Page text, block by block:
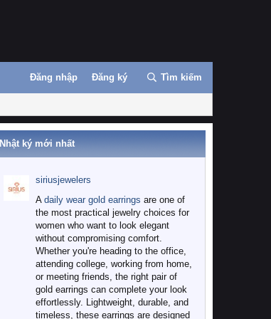
Đăng nhập Đăng ký Tìm kiếm
Nhật ký mới nhất
siriusjewelers
A daily wear gold earrings are one of
the most practical jewelry choices for
women who want to look elegant
without compromising comfort.
Whether you're heading to the office,
attending college, working from home,
or meeting friends, the right pair of
gold earrings can complete your look
effortlessly. Lightweight, durable, and
timeless, these earrings are designed